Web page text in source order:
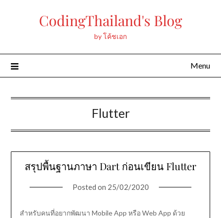
CodingThailand's Blog
by โค้ชเอก
Menu
Flutter
สรุปพื้นฐานภาษา Dart ก่อนเขียน Flutter
Posted on 25/02/2020
สำหรับคนที่อยากพัฒนา Mobile App หรือ Web App ด้วย